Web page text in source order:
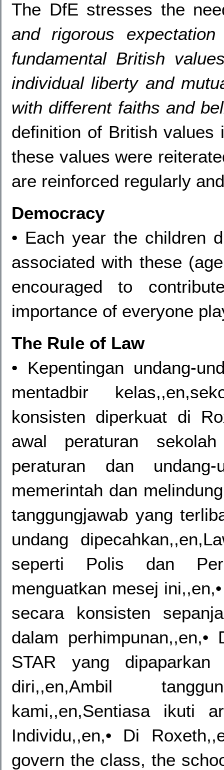
The DfE stresses the
and rigorous
fundamental British
individual liberty and
with different faiths and
definition of British values
these values were
are reinforced regularly
Democracy
• Each year the children
associated with these
encouraged to
importance of everyone
The Rule of Law
• Kepentingan undang-
mentadbir
konsisten diperkuat di
awal peraturan
peraturan dan undang-
memerintah dan
tanggungjawab yang
undang
seperti Polis dan
menguatkan mesej
secara konsisten
dalam
STAR yang dipaparkan
diri,,en,Ambil
kami,,en,Sentiasa ikuti
Individu,,en,• Di
govern the class, the